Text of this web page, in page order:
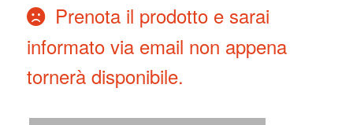
Prenota il prodotto e sarai
informato via email non appena
tornerà disponibile.